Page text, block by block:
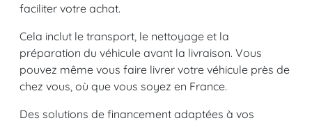
faciliter votre achat.
Cela inclut le transport, le nettoyage et la
préparation du véhicule avant la livraison. Vous
pouvez même vous faire livrer votre véhicule près de
chez vous, où que vous soyez en France.
Des solutions de financement adaptées à vos